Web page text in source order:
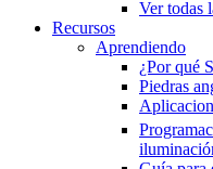
Ver todas
Recursos
Aprendiendo
¿Por qué
Piedras